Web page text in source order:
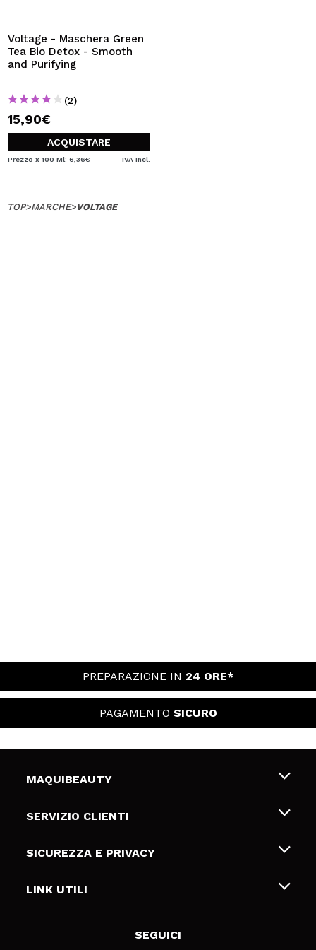
Creando un account su Maquibeauty.it potrai fare i tuoi
acquisti velocemente, controllare lo stato dei tuoi ordini e
consultare le tue operazioni precedenti.
Voltage - Maschera Green
Tea Bio Detox - Smooth
and Purifying
(2)
15,90€
ACQUISTARE
Prezzo x 100 Ml: 6,36€ IVA Incl.
TOP>MARCHE>VOLTAGE
PREPARAZIONE IN 24 ORE*
PAGAMENTO SICURO
MAQUIBEAUTY
Chi siamo
Gift Cards
SERVIZIO CLIENTI
Spedizioni & Resi
Metodi di pagamamento
SICUREZZA E PRIVACY
Termini e condizioni
LINK UTILI
SEGUICI